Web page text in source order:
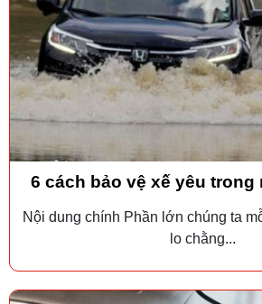
6 cách bảo vệ xế yêu trong
Nội dung chính Phần lớn chúng ta
lo chằng...